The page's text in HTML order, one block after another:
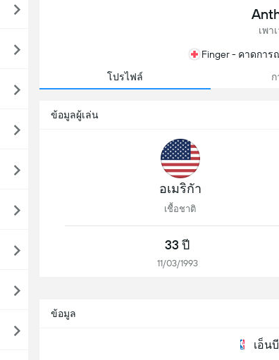
เพา
Finger - คาดการ
โปรไฟล์
ข้อมูลผู้เล่น
อเมริกัา
เชื้อชาติ
33 ปี
11/03/1993
ข้อมูล
เอ็น